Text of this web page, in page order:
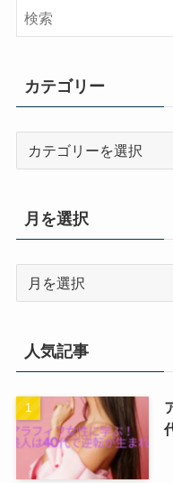
カテゴリー
リ
ー
月を選択
人気記事